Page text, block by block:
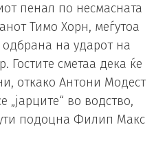
пенал по несмасната
Тимо Хорн, меѓутоа
одбрана на ударот на
Гостите сметаа дека ќе
откако Антони Модест
„јарците“ во водство,
подоцна Филип Макс